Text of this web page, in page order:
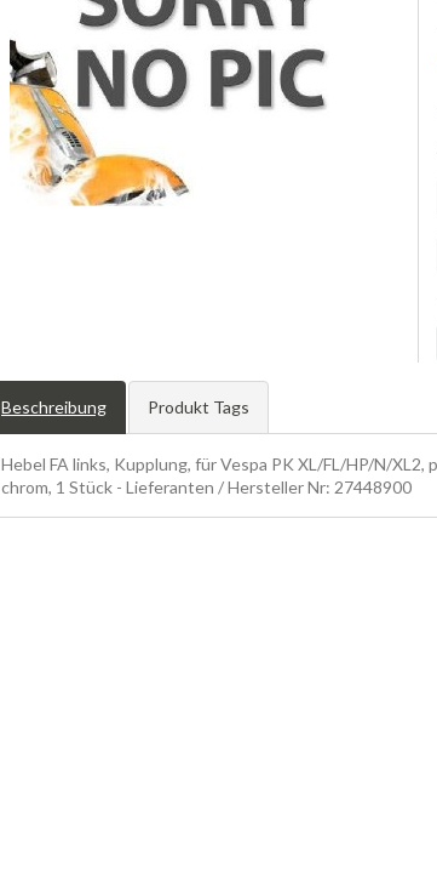
Beschreibung Produkt Tags
Hebel FA links, Kupplung, für Vespa PK XL/FL/HP/N/
chrom, 1 Stück - Lieferanten / Hersteller Nr: 27448900